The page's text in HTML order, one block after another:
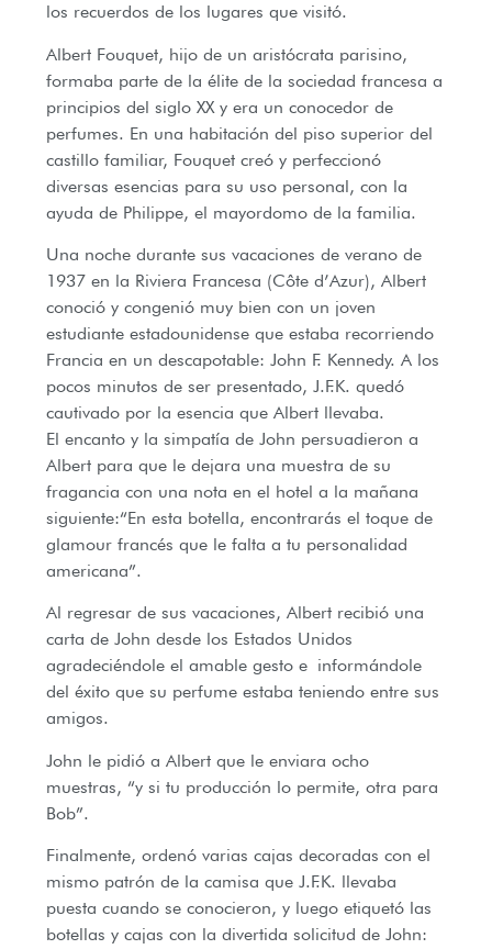
los recuerdos de los lugares que visitó.
Albert Fouquet, hijo de un aristócrata parisino,
formaba parte de la élite de la sociedad francesa a
principios del siglo XX y era un conocedor de
perfumes. En una habitación del piso superior del
castillo familiar, Fouquet creó y perfeccionó
diversas esencias para su uso personal, con la
ayuda de Philippe, el mayordomo de la familia.
Una noche durante sus vacaciones de verano de
1937 en la Riviera Francesa (Côte d’Azur), Albert
conoció y congenió muy bien con un joven
estudiante estadounidense que estaba recorriendo
Francia en un descapotable: John F. Kennedy. A los
pocos minutos de ser presentado, J.F.K. quedó
cautivado por la esencia que Albert llevaba.
El encanto y la simpatía de John persuadieron a
Albert para que le dejara una muestra de su
fragancia con una nota en el hotel a la mañana
siguiente:“En esta botella, encontrarás el toque de
glamour francés que le falta a tu personalidad
americana”.
Al regresar de sus vacaciones, Albert recibió una
carta de John desde los Estados Unidos
agradeciéndole el amable gesto e informándole
del éxito que su perfume estaba teniendo entre sus
amigos.
John le pidió a Albert que le enviara ocho
muestras, “y si tu producción lo permite, otra para
Bob”.
Finalmente, ordenó varias cajas decoradas con el
mismo patrón de la camisa que J.F.K. llevaba
puesta cuando se conocieron, y luego etiquetó las
botellas y cajas con la divertida solicitud de John: